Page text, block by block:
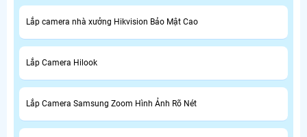
Lắp camera nhà xưởng Hikvision Bảo Mật Cao
Lắp Camera Hilook
Lắp Camera Samsung Zoom Hình Ảnh Rõ Nét